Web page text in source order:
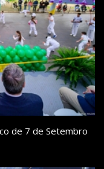
de 7 de Setembro